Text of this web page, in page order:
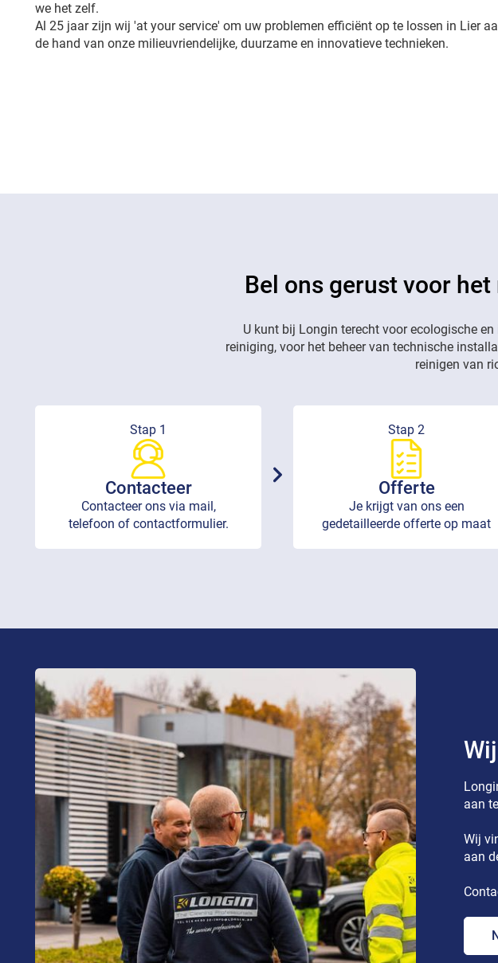
we het zelf.
Al 25 jaar zijn wij 'at your service' om uw problemen efficiënt op te lossen in Lier
de hand van onze milieuvriendelijke, duurzame en innovatieve technieken.
Bel ons gerust voor
U kunt bij Longin terecht voor ecologische
reiniging, voor het beheer van technische
reinigen van
Stap 1
Contacteer
Contacteer ons via mail,
telefoon of contactformulier.
Stap 2
Offerte
Je krijgt van ons een
gedetailleerde offerte op maat
aan
Wij
aan